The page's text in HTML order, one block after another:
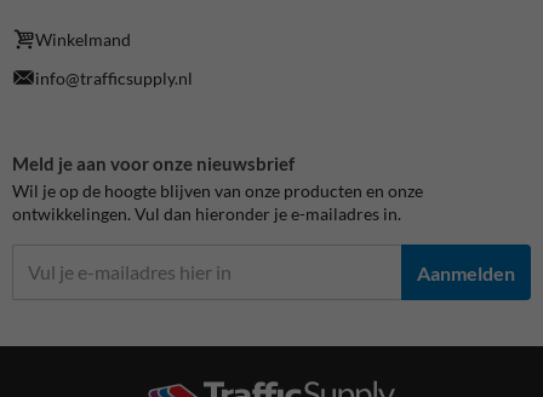
Winkelmand
info@trafficsupply.nl
Meld je aan voor onze nieuwsbrief
Wil je op de hoogte blijven van onze producten en onze
ontwikkelingen. Vul dan hieronder je e-mailadres in.
Aanmelden